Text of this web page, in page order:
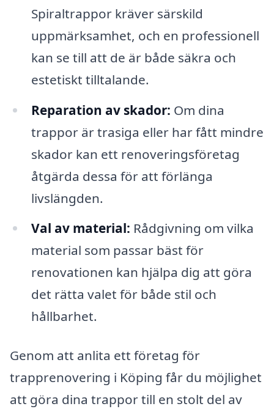
Spiraltrappor kräver särskild
uppmärksamhet, och en professionell
kan se till att de är både säkra och
estetiskt tilltalande.
Reparation av skador: Om dina
trappor är trasiga eller har fått mindre
skador kan ett renoveringsföretag
åtgärda dessa för att förlänga
livslängden.
Val av material: Rådgivning om vilka
material som passar bäst för
renovationen kan hjälpa dig att göra
det rätta valet för både stil och
hållbarhet.
Genom att anlita ett företag för
trapprenovering i Köping får du möjlighet
att göra dina trappor till en stolt del av